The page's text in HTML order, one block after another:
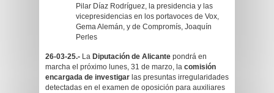
Pilar Díaz Rodríguez, la presidencia y las
vicepresidencias en los portavoces de Vox,
Gema Alemán, y de Compromís, Joaquín
Perles
26-03-25.- La Diputación de Alicante pondrá en
marcha el próximo lunes, 31 de marzo, la comisión
encargada de investigar las presuntas irregularidades
detectadas en el examen de oposición para auxiliares